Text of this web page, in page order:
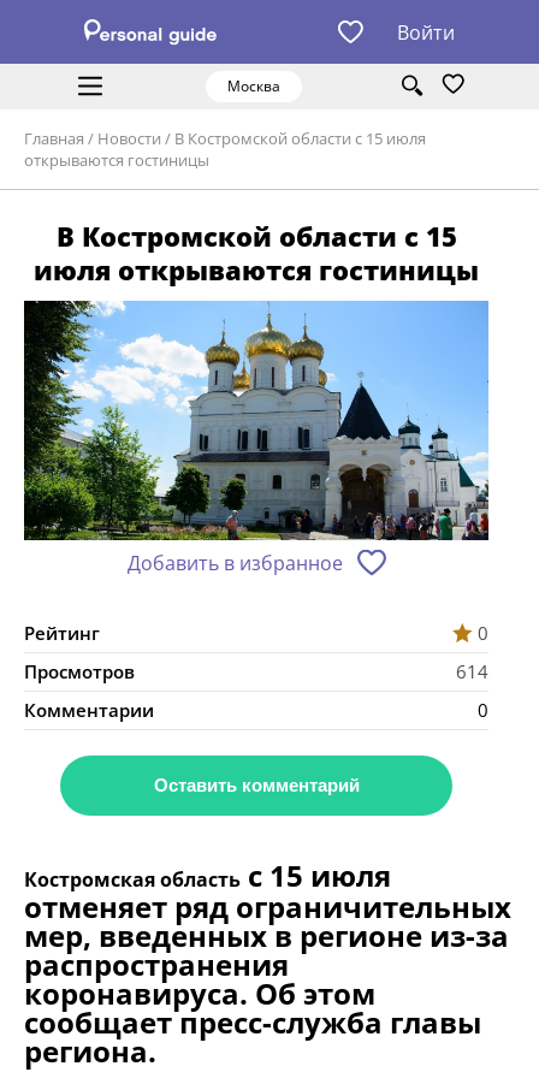
Войти
Москва
Главная / Новости / В Костромской области с 15 июля
открываются гостиницы
В Костромской области с 15
июля открываются гостиницы
Добавить в избранное
Рейтинг
0
Просмотров
614
Комментарии
0
Оставить комментарий
Костромская область с 15 июля
отменяет ряд ограничительных
мер, введенных в регионе из-за
распространения
коронавируса. Об этом
сообщает пресс-служба главы
региона.